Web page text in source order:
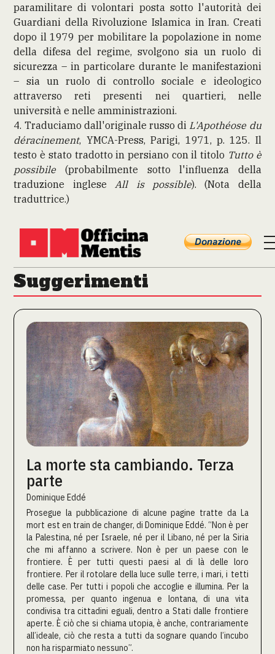
paramilitare di volontari posta sotto l'autorità dei
Guardiani della Rivoluzione Islamica in Iran. Creati
dopo il 1979 per mobilitare la popolazione in nome
della difesa del regime, svolgono sia un ruolo di
sicurezza – in particolare durante le manifestazioni
– sia un ruolo di controllo sociale e ideologico
attraverso reti presenti nei quartieri, nelle
università e nelle amministrazioni.
4. Traduciamo dall'originale russo di L'Apothéose du
déracinement, YMCA-Press, Parigi, 1971, p. 125. Il
testo è stato tradotto in persiano con il titolo Tutto è
possibile(probabilmente sotto l'influenza della
traduzione inglese All is possible). (Nota della
traduttrice.)
Suggerimenti
La morte sta cambiando. Terza
parte
Dominique Eddé
Prosegue la pubblicazione di alcune pagine tratte da La
mort est en train de changer, di Dominique Eddé. “Non è per
la Palestina, né per Israele, né per il Libano, né per la Siria
che mi affanno a scrivere. Non è per un paese con le
frontiere. È per tutti questi paesi al di là delle loro
frontiere. Per il rotolare della luce sulle terre, i mari, i tetti
delle case. Per tutti i popoli che accoglie e illumina. Per la
promessa, per quanto ingenua e lontana, di una vita
condivisa tra cittadini eguali, dentro a Stati dalle frontiere
aperte. È ciò che si chiama utopia, è anche, contrariamente
all’ideale, ciò che resta a tutti da sognare quando l’incubo
non ha risparmiato nessuno”.